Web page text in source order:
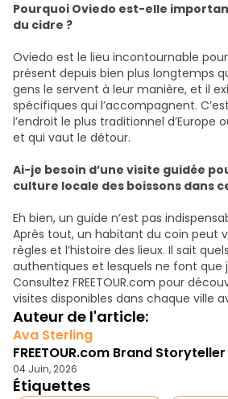
Pourquoi Oviedo est-elle
du cidre ?
Oviedo est le lieu incontournable
présent depuis bien plus longtemps
gens le servent à leur manière, et il
spécifiques qui l’accompagnent.
l’endroit le plus traditionnel d’Europe
et qui vaut le détour.
Ai-je besoin d’une visite guidée
culture locale des boissons dans
Eh bien, un guide n’est pas
Après tout, un habitant du coin peut
règles et l’histoire des lieux. Il sait
authentiques et lesquels ne font que
Consultez FREETOUR.com pour
visites disponibles dans chaque ville
Auteur de l'article:
Ava Sterling
FREETOUR.com Brand Storyteller
04 Juin, 2026
Étiquettes